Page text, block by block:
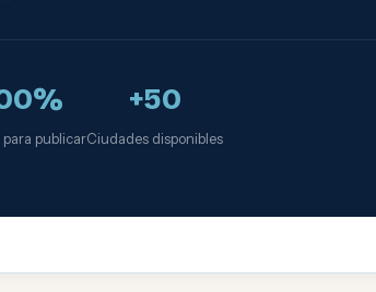
para publicar
+50
Ciudades disponibles